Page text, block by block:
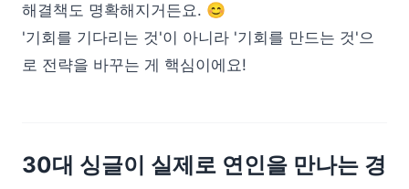
해결책도 명확해지거든요. 😊
'기회를 기다리는 것'이 아니라 '기회를 만드는 것'으
로 전략을 바꾸는 게 핵심이에요!
30대 싱글이 실제로 연인을 만나는 경